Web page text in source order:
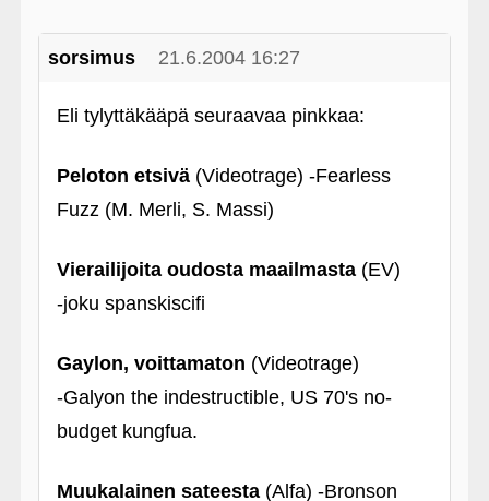
sorsimus 21.6.2004 16:27
Eli tylyttäkääpä seuraavaa pinkkaa:
Peloton etsivä (Videotrage) ‑Fearless
Fuzz (M. Merli, S. Massi)
Vierailijoita oudosta maailmasta (EV)
‑joku spanskiscifi
Gaylon, voittamaton (Videotrage)
‑Galyon the indestructible, US 70's no-
budget kungfua.
Muukalainen sateesta(Alfa) ‑Bronson